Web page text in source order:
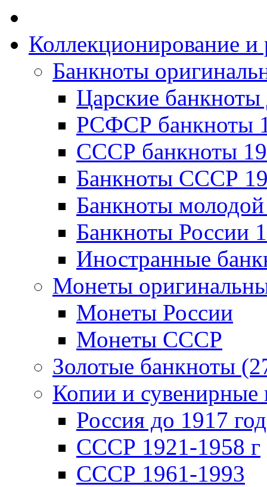
Коллекционирование и
Банкноты
Царские банкноты
РСФСР банкноты
CССР банкноты
Банкноты CCCР
Банкноты
Банкноты России
Иностранные
Монеты
Монеты России
Монеты СССР
Золотые банкноты
Копии и
Россия до 1917
СССР 1921-1958 г
СССР 1961-1993